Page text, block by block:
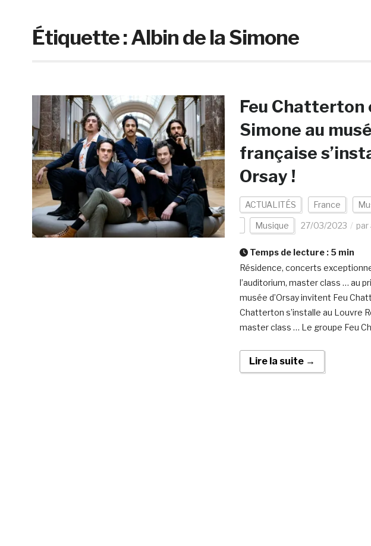
Étiquette :Albin de la Simone
Feu Chatterton
Simone au
française
Orsay !
ACTUALITÉS France
Musique 27/03/2023 par
Temps de lecture : 5 min
Résidence, concerts
l’auditorium, master class … au
musée d’Orsay invitent Feu
Chatterton s’installe au Louvre
master class … Le groupe Feu
Lire la suite →